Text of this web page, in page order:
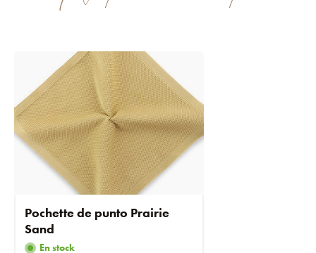
Pochette de punto Prairie
Sand
En stock